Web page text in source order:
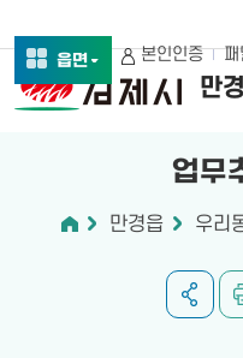
만
읍면 본인인증
업무
만경읍 우리